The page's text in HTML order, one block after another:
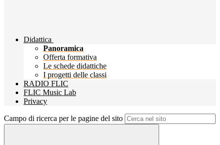
Didattica
Panoramica
Offerta formativa
Le schede didattiche
I progetti delle classi
RADIO FLIC
FLIC Music Lab
Privacy
Campo di ricerca per le pagine del sito